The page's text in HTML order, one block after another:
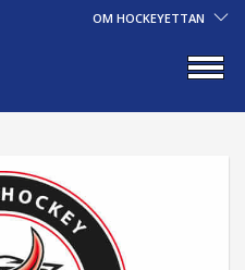
OM HOCKEYETTAN